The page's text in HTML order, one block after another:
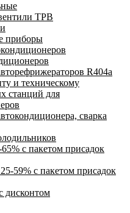
ТРВ
приборы
R404a
и техническому
станций для
сварка
с пакетом присадок
59% с пакетом присадок
дисконтом